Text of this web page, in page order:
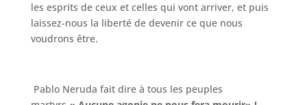
les esprits de ceux et celles qui vont arriver, et puis
laissez-nous la liberté de devenir ce que nous
voudrons être.
Pablo Neruda fait dire à tous les peuples